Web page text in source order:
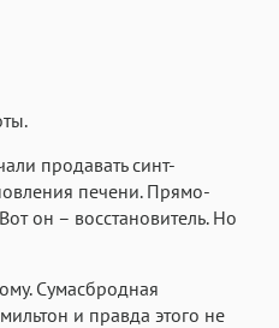
продавать синт-
печени. Прямо-
он – восстановитель. Но
Сумасбродная
и правда этого не